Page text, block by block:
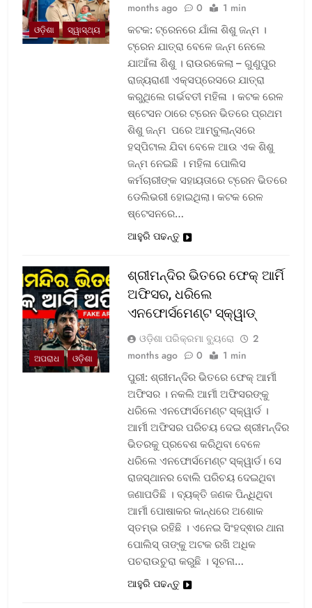
ଓଡ଼ିଶା ସ୍ୱାସ୍ଥ୍ୟ
months ago
0 1 min
କଟକ: ଟ୍ରେନରେ ଯାଁଳା ଶିଶୁ ଜନ୍ମ ।
ଟ୍ରେନ ଯାତ୍ରା ବେଳେ ଜନ୍ମ ନେଲେ
ଯାଆଁଳା ଶିଶୁ । ରାଉରକେଲା – ଗୁଣୁପୁର
ରାଜ୍ୟରାଣୀ ଏକ୍ସପ୍ରେସରେ ଯାତ୍ରା
କରୁଥିଲେ ଗର୍ଭବତୀ ମହିଳା । କଟକ ରେଳ
ଷ୍ଟେସନ ଠାରେ ଟ୍ରେନ ଭିତରେ ପ୍ରଥମ
ଶିଶୁ ଜନ୍ମ ପରେ ଆମ୍ବୁଲାନ୍ସରେ
ହସ୍ପିଟାଲ ଯିବା ବେଳେ ଆଉ ଏକ ଶିଶୁ
ଜନ୍ମ ନେଇଛି । ମହିଳା ପୋଲିସ
କର୍ମଚାରୀଙ୍କ ସହାୟତାରେ ଟ୍ରେନ ଭିତରେ
ଡେଲିଭରୀ ହୋଇଥିଲା। କଟକ ରେଳ
ଷ୍ଟେସନରେ…
ଆହୁରି ପଢନ୍ତୁ
ଅପରାଧ ଓଡ଼ିଶା
ଶ୍ରୀମନ୍ଦିର ଭିତରେ ଫେକ୍ ଆର୍ମି
ଅଫିସର, ଧରିଲେ
ଏନଫୋର୍ସମେଣ୍ଟ ସ୍କ୍ୱାଡ୍‌
ଓଡ଼ିଶା ପରିକ୍ରମା ବ୍ୟୁରୋ
2
months ago
0 1 min
ପୁରୀ: ଶ୍ରୀମନ୍ଦିର ଭିତରେ ଫେକ୍ ଆର୍ମୀ
ଅଫିସର । ନକଲି ଆର୍ମୀ ଅଫିସରଙ୍କୁ
ଧରିଲେ ଏନଫୋର୍ସମେଣ୍ଟ ସ୍କ୍ୱାର୍ଡ ।
ଆର୍ମୀ ଅଫିସର ପରିଚୟ ଦେଇ ଶ୍ରୀମନ୍ଦିର
ଭିତରକୁ ପ୍ରବେଶ କରିଥିବା ବେଳେ
ଧରିଲେ ଏନଫୋର୍ସମେଣ୍ଟ ସ୍କ୍ୱାର୍ଡ। ସେ
ରାଜସ୍ଥାନର ବୋଲି ପରିଚୟ ଦେଇଥିବା
ଜଣାପଡିଛି । ବ୍ୟକ୍ତି ଜଣକ ପିନ୍ଧିଥିବା
ଆର୍ମୀ ପୋଷାକର କାନ୍ଧରେ ଅଶୋକ
ସ୍ତମ୍ଭ ରହିଛି । ଏନେଇ ସିଂହଦ୍ଵାର ଥାନା
ପୋଲିସ୍ ତାଙ୍କୁ ଅଟକ ରଖି ଅଧିକ
ପଚରାଉଚୁରା କରୁଛି । ସୂଚନା…
ଆହୁରି ପଢନ୍ତୁ